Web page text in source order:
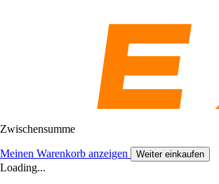
Zwischensumme
Meinen Warenkorb anzeigen Weiter einkaufen
Loading...